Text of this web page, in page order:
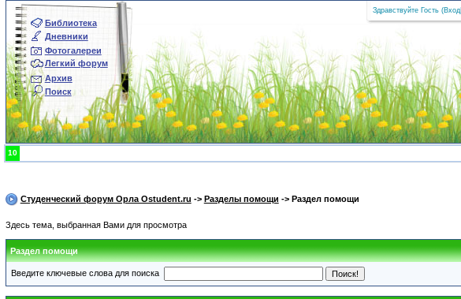
Библиотека
Дневники
Фотогалереи
Легкий форум
Архив
Поиск
Здравствуйте Гость (Вход
10
Студенческий форум Орла Ostudent.ru -> Разделы помощи -> Раздел помощи
Здесь тема, выбранная Вами для просмотра
Раздел помощи
Введите ключевые слова для поиска